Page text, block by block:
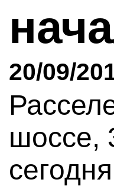
20/09/
шоссе,